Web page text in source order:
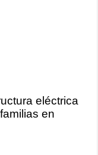
eléctrica
en